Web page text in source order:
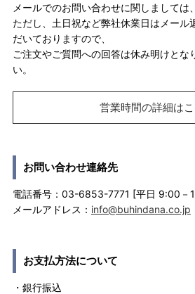
メールでのお問い合わせに関しましては
ただし、土日祝など弊社休業日はメール
だいておりますので、
ご注文やご質問への回答は休み明けとな
い。
営業時間の詳細は
お問い合わせ連絡先
電話番号：03-6853-7771 [平日 9:00－
メールアドレス： info@buhindana.co.jp
お支払方法について
・銀行振込